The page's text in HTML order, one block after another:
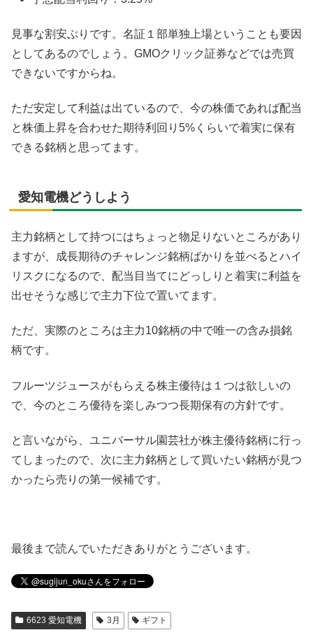
見事な割安ぶりです。名証１部単独上場ということも要因
としてあるのでしょう。GMOクリック証券などでは売買
できないですからね。
ただ安定して利益は出ているので、今の株価であれば配当
と株価上昇を合わせた期待利回り5%くらいで着実に保有
できる銘柄と思ってます。
愛知電機どうしよう
主力銘柄として持つにはちょっと物足りないところがあり
ますが、成長期待のチャレンジ銘柄ばかりを並べるとハイ
リスクになるので、配当目当てにどっしりと着実に利益を
出せそうな感じで主力下位で置いてます。
ただ、実際のところは主力10銘柄の中で唯一の含み損銘
柄です。
フルーツジュースがもらえる株主優待は１つは欲しいの
で、今のところ優待を楽しみつつ長期保有の方針です。
と言いながら、ユニバーサル園芸社が株主優待銘柄に行っ
てしまったので、次に主力銘柄として買いたい銘柄が見つ
かったら売りの第一候補です。
最後まで読んでいただきありがとうございます。
6623 愛知電機 3月 ギフト